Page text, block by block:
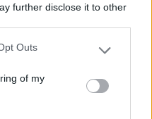
further disclose it to other
uses one or more Google
You may click to
its third-party tags to
purposes in below Google
Outs
of my